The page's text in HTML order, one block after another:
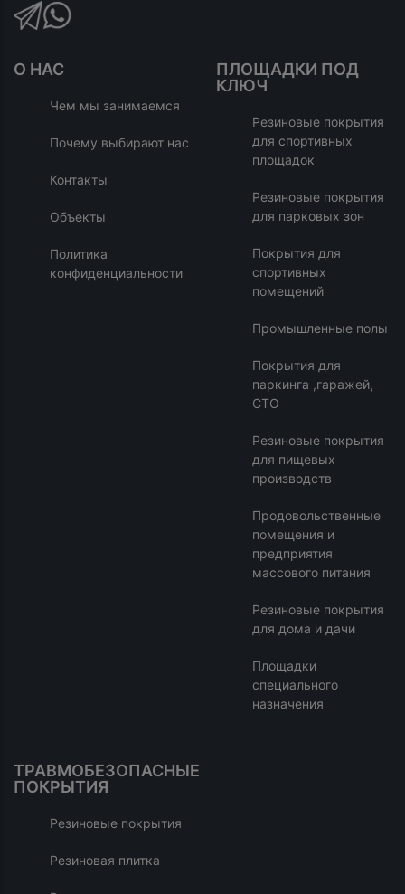
О НАС
Чем мы занимаемся
Почему выбирают нас
Контакты
Объекты
Политика
конфиденциальности
ПЛОЩАДКИ ПОД
КЛЮЧ
Резиновые покрытия
для спортивных
площадок
Резиновые покрытия
для парковых зон
Покрытия для
спортивных
помещений
Промышленные полы
Покрытия для
паркинга ,гаражей,
СТО
Резиновые покрытия
для пищевых
производств
Продовольственные
помещения и
предприятия
массового питания
Резиновые покрытия
для дома и дачи
Площадки
специального
назначения
ТРАВМОБЕЗОПАСНЫЕ
ПОКРЫТИЯ
Резиновые покрытия
Резиновая плитка